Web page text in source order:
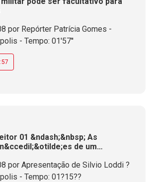
por Repórter Patrícia Gomes -
- Tempo: 01'57''
01 &ndash;&nbsp; As
de um
por Apresentação de Silvio Loddi ?
- Tempo: 01?15??